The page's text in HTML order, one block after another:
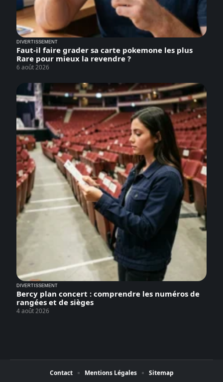
DIVERTISSEMENT
Faut-il faire grader sa carte pokemone les plus
Rare pour mieux la revendre ?
6 août 2026
DIVERTISSEMENT
Bercy plan concert : comprendre les numéros de
rangées et de sièges
4 août 2026
Contact Mentions Légales Sitemap